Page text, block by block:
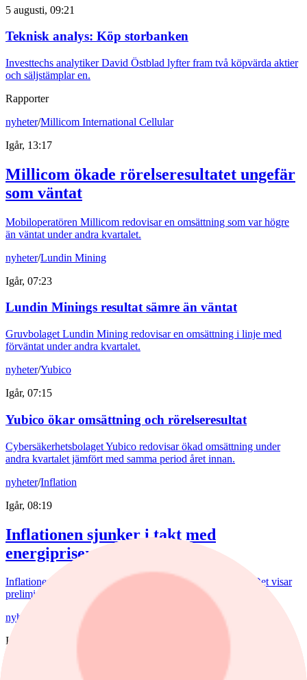
5 augusti, 09:21
Teknisk analys: Köp storbanken
Investtechs analytiker David Östblad lyfter fram två köpvärda aktier
och säljstämplar en.
Rapporter
nyheter/Millicom International Cellular
Igår, 13:17
Millicom ökade rörelseresultatet ungefär
som väntat
Mobiloperatören Millicom redovisar en omsättning som var högre
än väntat under andra kvartalet.
nyheter/Lundin Mining
Igår, 07:23
Lundin Minings resultat sämre än väntat
Gruvbolaget Lundin Mining redovisar en omsättning i linje med
förväntat under andra kvartalet.
nyheter/Yubico
Igår, 07:15
Yubico ökar omsättning och rörelseresultat
Cybersäkerhetsbolaget Yubico redovisar ökad omsättning under
andra kvartalet jämfört med samma period året innan.
nyheter/Inflation
Igår, 08:19
Inflationen sjunker i takt med
energipriserna
Inflationen i juli sjönk både när det gäller KPI och KPIF. Det visar
preliminära siffror från SCB.
nyheter
Aktierekommendationer
Igår, 09:29